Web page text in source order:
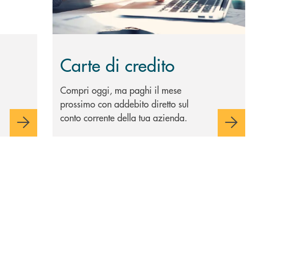
Carte di credito
Compri oggi, ma paghi il mese
prossimo con addebito diretto sul
conto corrente della tua azienda.